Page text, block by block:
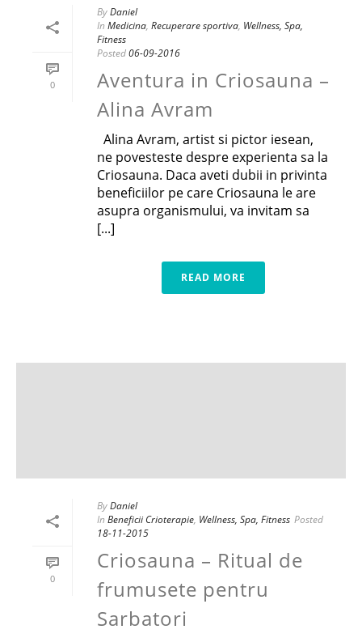
0
ByDaniel
In Medicina, Recuperare sportiva, Wellness, Spa,
Fitness
Posted06-09-2016
Aventura in Criosauna –
Alina Avram
Alina Avram, artist si pictor iesean,
ne povesteste despre experienta sa la
Criosauna. Daca aveti dubii in privinta
beneficiilor pe care Criosauna le are
asupra organismului, va invitam sa
[...]
READ MORE
0
ByDaniel
In Beneficii Crioterapie, Wellness, Spa, Fitness Posted
18-11-2015
Criosauna – Ritual de
frumusete pentru
Sarbatori